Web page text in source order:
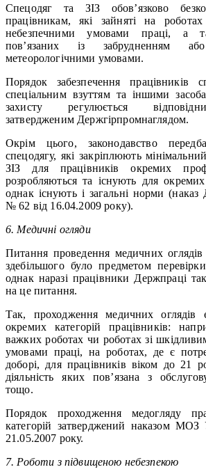
Спецодяг та ЗІЗ обов’язково
працівникам, які зайняті на
небезпечними умовами праці, а
пов’язаних із забрудненням
метеорологічними умовами.
Порядок забезпечення працівників
спеціальним взуттям та іншими
захисту регулюється
затвердженим Держгірпромнаглядом.
Окрім цього, законодавство
спецодягу, які закріплюють
ЗІЗ для працівників окремих
розробляються та існують для
однак існують і загальні норми (наказ
№ 62 від 16.04.2009 року).
6. Медичні огляди
Питання проведення медичних оглядів
здебільшого було предметом
однак наразі працівники Держпраці
на це питання.
Так, проходження медичних оглядів
окремих категорій працівників:
важких роботах чи роботах зі
умовами праці, на роботах, де є
доборі, для працівників віком до 21
діяльність яких пов’язана з
тощо.
Порядок проходження медогляду
категорій затверджений наказом
21.05.2007 року.
7. Роботи з підвищеною небезпекою